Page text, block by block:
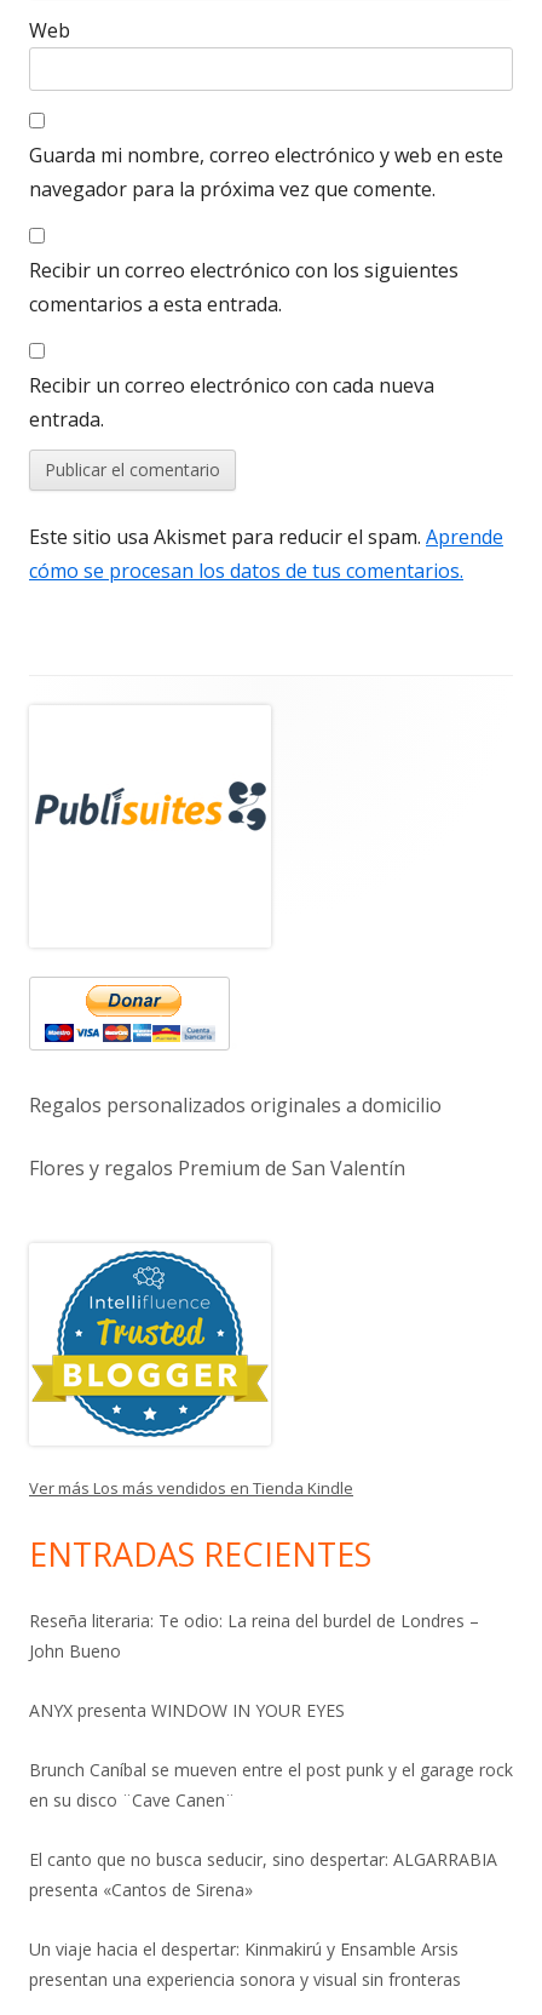
Web
Guarda mi nombre, correo electrónico y web en este
navegador para la próxima vez que comente.
Recibir un correo electrónico con los siguientes
comentarios a esta entrada.
Recibir un correo electrónico con cada nueva
entrada.
Este sitio usa Akismet para reducir el spam. Aprende
cómo se procesan los datos de tus comentarios.
lateral
principal
Regalos personalizados originales a domicilio
Flores y regalos Premium de San Valentín
Ver más Los más vendidos en Tienda Kindle
ENTRADAS RECIENTES
Reseña literaria: Te odio: La reina del burdel de Londres –
John Bueno
ANYX presenta WINDOW IN YOUR EYES
Brunch Caníbal se mueven entre el post punk y el garage rock
en su disco ¨Cave Canen¨
El canto que no busca seducir, sino despertar: ALGARRABIA
presenta «Cantos de Sirena»
Un viaje hacia el despertar: Kinmakirú y Ensamble Arsis
presentan una experiencia sonora y visual sin fronteras